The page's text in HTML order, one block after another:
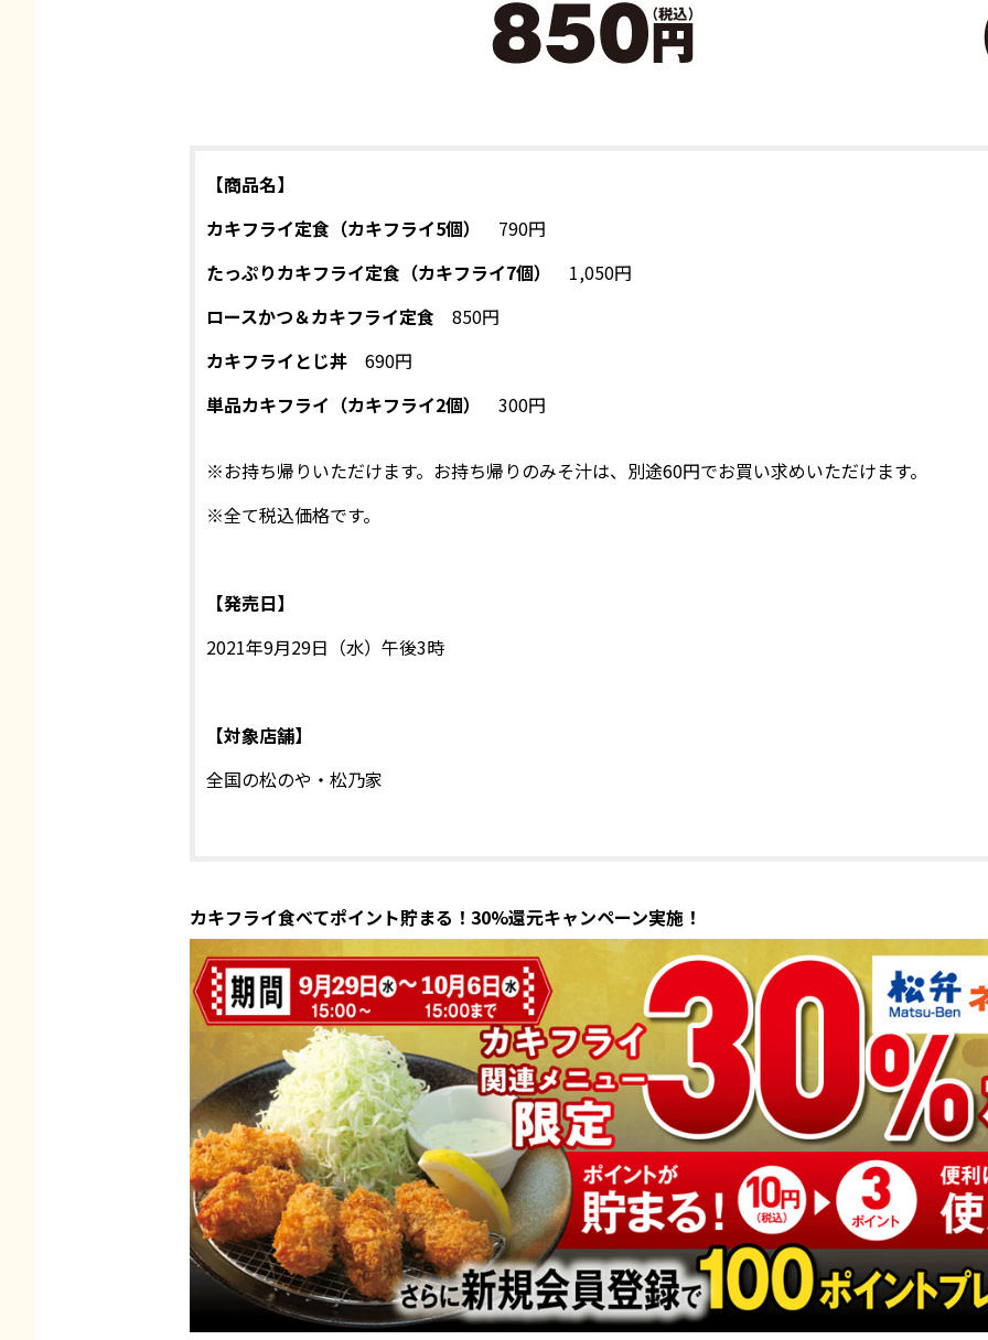
【商品名】
カキフライ定食（カキフライ5個）
790円
たっぷりカキフライ定食（カキフライ7個）
1,050円
ロースかつ＆カキフライ定食 850円
カキフライとじ丼 690円
単品カキフライ（カキフライ2個）
300円
※お持ち帰りいただけます。お持ち帰りのみそ汁は、別途60円でお買い求めいただけます。
※全て税込価格です。
【発売日】
2021年9月29日（水）午後3時
【対象店舗】
全国の松のや・松乃家
カキフライ食べてポイント貯まる！30%還元キャンペーン実施！